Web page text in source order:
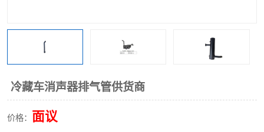
冷藏车消声器排气管供货商
价格： 面议